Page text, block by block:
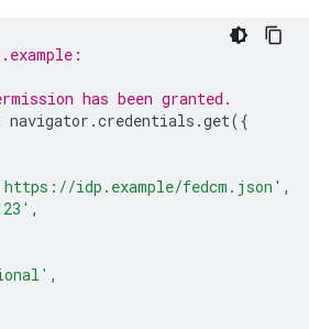
has been granted.
navigator .credentials .get({
idp.example/fedcm.json' ,
,
,